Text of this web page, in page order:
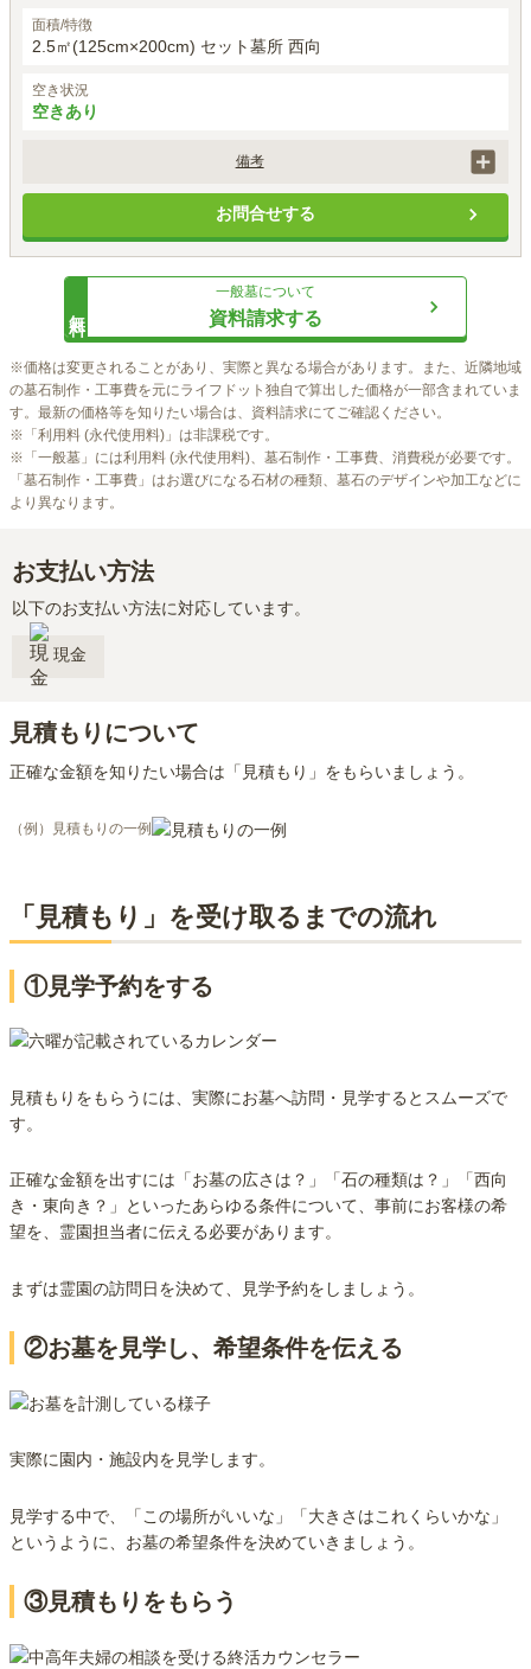
面積/特徴
2.5㎡(125cm×200cm) セット墓所 西向
空き状況
空きあり
備考
墓石工事代は、石の材質や加工によって価格は異なります。
別途、埋葬料として27,500円（税込）がかかります。
初回納骨時のみ手桶使用料5,000円（税込）がかかります。
お問合せする
一般墓について
資料請求する
※価格は変更されることがあり、実際と異なる場合があります。また、近隣地域
の墓石制作・工事費を元にライフドット独自で算出した価格が一部含まれていま
す。最新の価格等を知りたい場合は、資料請求にてご確認ください。
※「利用料 (永代使用料)」は非課税です。
※「一般墓」には利用料 (永代使用料)、墓石制作・工事費、消費税が必要です。
「墓石制作・工事費」はお選びになる石材の種類、墓石のデザインや加工などに
より異なります。
お支払い方法
以下のお支払い方法に対応しています。
現金
見積もりについて
正確な金額を知りたい場合は「見積もり」をもらいましょう。
（例）見積もりの一例
「見積もり」を受け取るまでの流れ
①見学予約をする
見積もりをもらうには、実際にお墓へ訪問・見学するとスムーズで
す。
正確な金額を出すには「お墓の広さは？」「石の種類は？」「西向
き・東向き？」といったあらゆる条件について、事前にお客様の希
望を、霊園担当者に伝える必要があります。
まずは霊園の訪問日を決めて、見学予約をしましょう。
②お墓を見学し、希望条件を伝える
実際に園内・施設内を見学します。
見学する中で、「この場所がいいな」「大きさはこれくらいかな」
というように、お墓の希望条件を決めていきましょう。
③見積もりをもらう